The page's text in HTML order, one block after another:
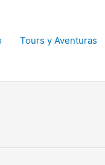
Tours y Aventuras